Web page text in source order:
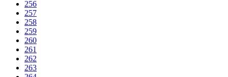
256
257
258
259
260
261
262
263